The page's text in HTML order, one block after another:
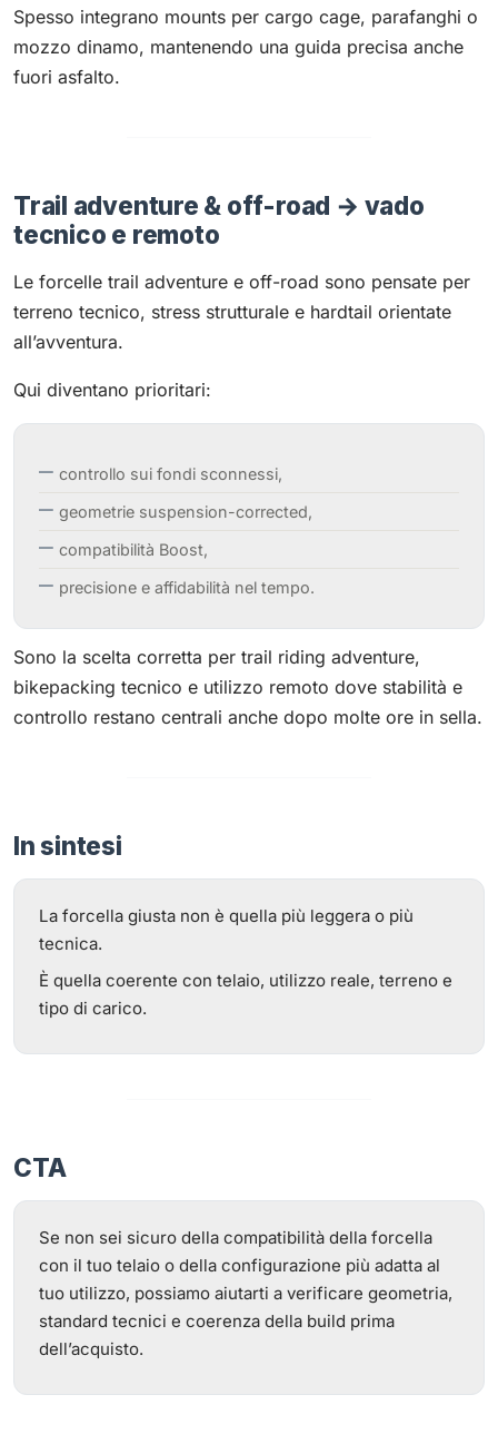
Spesso integrano mounts per cargo cage, parafanghi o
mozzo dinamo, mantenendo una guida precisa anche
fuori asfalto.
Trail adventure & off-road → vado
tecnico e remoto
Le forcelle trail adventure e off-road sono pensate per
terreno tecnico, stress strutturale e hardtail orientate
all’avventura.
Qui diventano prioritari:
controllo sui fondi sconnessi,
geometrie suspension-corrected,
compatibilità Boost,
precisione e affidabilità nel tempo.
Sono la scelta corretta per trail riding adventure,
bikepacking tecnico e utilizzo remoto dove stabilità e
controllo restano centrali anche dopo molte ore in sella.
In sintesi
La forcella giusta non è quella più leggera o più
tecnica.
È quella coerente con telaio, utilizzo reale, terreno e
tipo di carico.
CTA
Se non sei sicuro della compatibilità della forcella
con il tuo telaio o della configurazione più adatta al
tuo utilizzo, possiamo aiutarti a verificare geometria,
standard tecnici e coerenza della build prima
dell’acquisto.